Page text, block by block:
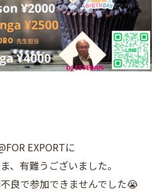
EXPORTに
、有難うございました。
良で参加できませんでした😭